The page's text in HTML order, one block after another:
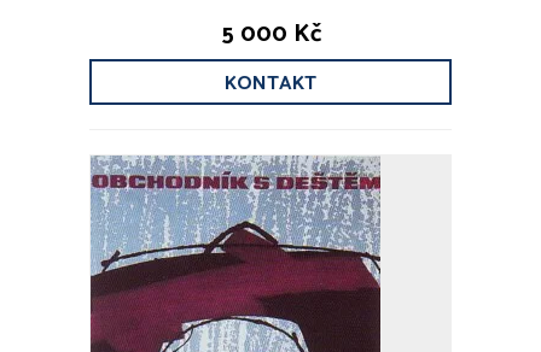
5 000 Kč
KONTAKT